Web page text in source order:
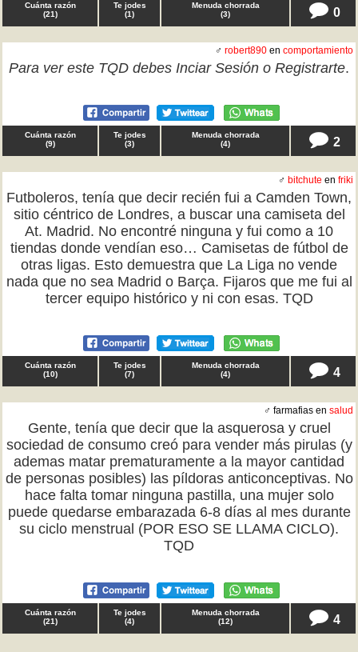
Cuánta razón
(21)
Te jodes
(1)
Menuda chorrada
(3) 0
♂ robert890 en comportamiento
Para ver este TQD debes Inciar Sesión o Registrarte.
Cuánta razón
(9)
Te jodes
(3)
Menuda chorrada
(4) 2
♂ bitchute en friki
Futboleros, tenía que decir recién fui a Camden Town,
sitio céntrico de Londres, a buscar una camiseta del
At. Madrid. No encontré ninguna y fui como a 10
tiendas donde vendían eso… Camisetas de fútbol de
otras ligas. Esto demuestra que La Liga no vende
nada que no sea Madrid o Barça. Fijaros que me fui al
tercer equipo histórico y ni con esas. TQD
Cuánta razón
(10)
Te jodes
(7)
Menuda chorrada
(4) 4
♂ farmafias en salud
Gente, tenía que decir que la asquerosa y cruel
sociedad de consumo creó para vender más pirulas (y
ademas matar prematuramente a la mayor cantidad
de personas posibles) las píldoras anticonceptivas. No
hace falta tomar ninguna pastilla, una mujer solo
puede quedarse embarazada 6-8 días al mes durante
su ciclo menstrual (POR ESO SE LLAMA CICLO).
TQD
Cuánta razón
(21)
Te jodes
(4)
Menuda chorrada
(12) 4